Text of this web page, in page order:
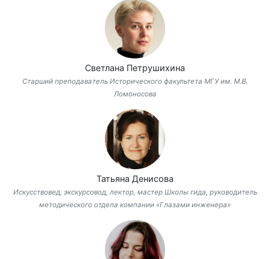
Светлана Петрушихина
Старший преподаватель Исторического факультета МГУ им. М.В.
Ломоносова
Татьяна Денисова
Искусствовед, экскурсовод, лектор, мастер Школы гида, руководитель
методического отдела компании «Глазами инженера»